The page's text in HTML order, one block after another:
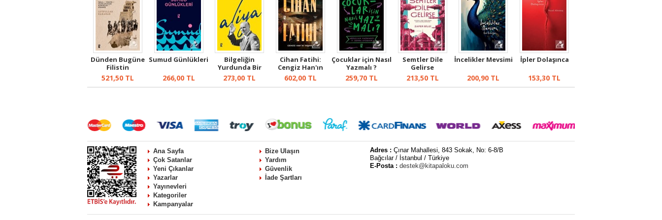
Dünden Bugüne
Filistin
521,50TL
Sumud Günlükleri
266,00TL
Bilgeliğin
Yurdunda Bir
Ömür : Aliya
273,00 TL
Cihan Fatihi:
Cengiz Han'ın
Yaşamı
602,00 TL
Çocuklar için Nasıl
Yazmalı ?
259,70TL
Semtler Dile
Gelirse
213,50TL
İncelikler Mevsimi
200,90 TL
İpler Dolaşınca
153,30 TL
Ana Sayfa
Çok Satanlar
Yeni Çıkanlar
Yazarlar
Yayınevleri
Kategoriler
Kampanyalar
Bize Ulaşın
Yardım
Güvenlik
İade Şartları
Adres :Çınar Mahallesi, 843 Sokak, No: 6-8/B
Bağcılar / İstanbul / Türkiye
E-Posta :destek@kitapaloku.com